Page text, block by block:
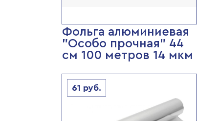
Фольга алюминиевая
"Особо прочная" 44
см 100 метров 14 мкм
61 руб.